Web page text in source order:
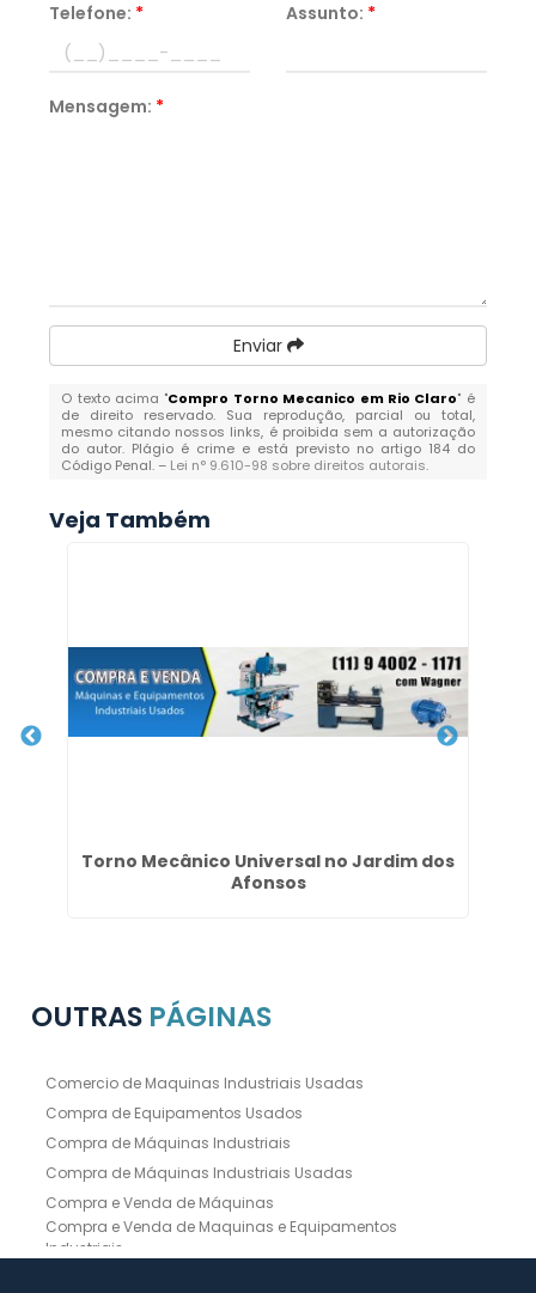
Telefone: * Assunto: *
Mensagem: *
Enviar
O texto acima "Compro Torno Mecanico em Rio Claro" é
de direito reservado. Sua reprodução, parcial ou total,
mesmo citando nossos links, é proibida sem a autorização
do autor. Plágio é crime e está previsto no artigo 184 do
Código Penal. – Lei n° 9.610-98 sobre direitos autorais.
Veja Também
Torno Mecânico Universal no Jardim dos
Afonsos
OUTRAS PÁGINAS
Comercio de Maquinas Industriais Usadas
Compra de Equipamentos Usados
Compra de Máquinas Industriais
Compra de Máquinas Industriais Usadas
Compra e Venda de Máquinas
Compra e Venda de Maquinas e Equipamentos
Industriais